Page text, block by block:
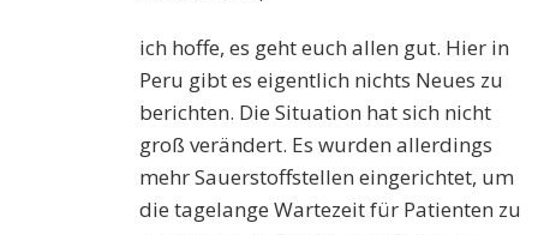
ich hoffe, es geht euch allen gut. Hier in
Peru gibt es eigentlich nichts Neues zu
berichten. Die Situation hat sich nicht
groß verändert. Es wurden allerdings
mehr Sauerstoffstellen eingerichtet, um
die tagelange Wartezeit für Patienten zu